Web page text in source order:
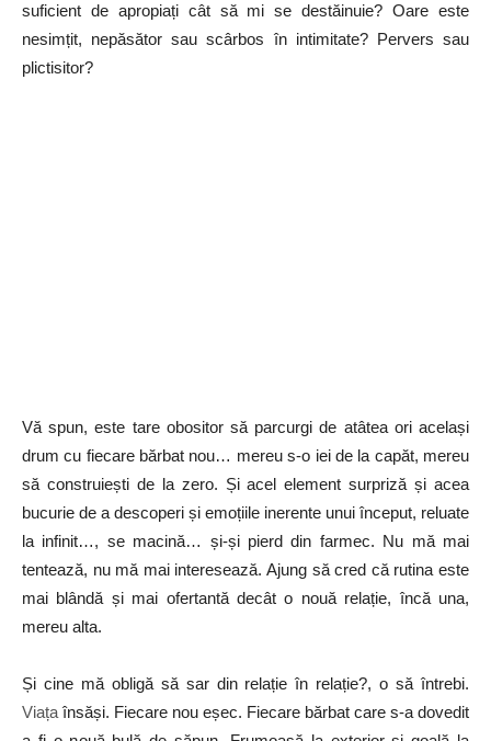
suficient de apropiați cât să mi se destăinuie? Oare este
nesimțit, nepăsător sau scârbos în intimitate? Pervers sau
plictisitor?
Vă spun, este tare obositor să parcurgi de atâtea ori același
drum cu fiecare bărbat nou… mereu s-o iei de la capăt, mereu
să construiești de la zero. Și acel element surpriză și acea
bucurie de a descoperi și emoțiile inerente unui început, reluate
la infinit…, se macină… și-și pierd din farmec. Nu mă mai
tentează, nu mă mai interesează. Ajung să cred că rutina este
mai blândă și mai ofertantă decât o nouă relație, încă una,
mereu alta.
Și cine mă obligă să sar din relație în relație?, o să întrebi.
Viața însăși. Fiecare nou eșec. Fiecare bărbat care s-a dovedit